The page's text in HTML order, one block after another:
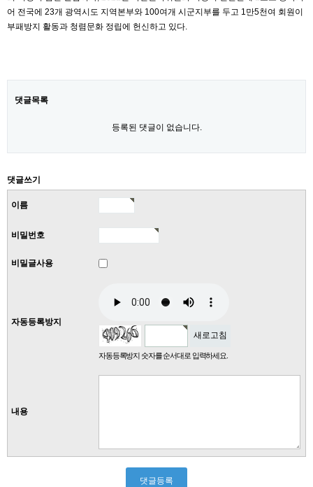
어 전국에 23개 광역시도 지역본부와 100여개 시군지부를 두고 1만5천여 회원이
부패방지 활동과 청렴문화 정립에 헌신하고 있다.
댓글목록
등록된 댓글이 없습니다.
댓글쓰기
이름
비밀번호
비밀글사용
자동등록방지
새로고침
자동등록방지 숫자를 순서대로 입력하세요.
내용